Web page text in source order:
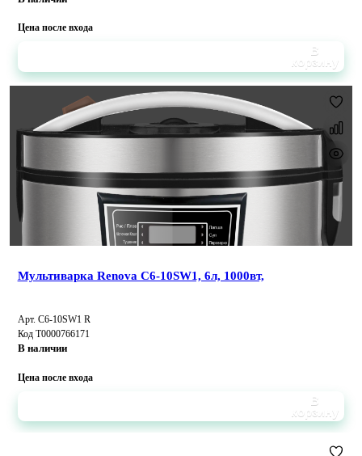
Цена после входа
В
корзину
Мультиварка Renova C6-10SW1, 6л, 1000вт,
Арт. C6-10SW1 R
Код Т0000766171
В наличии
Цена после входа
В
корзину